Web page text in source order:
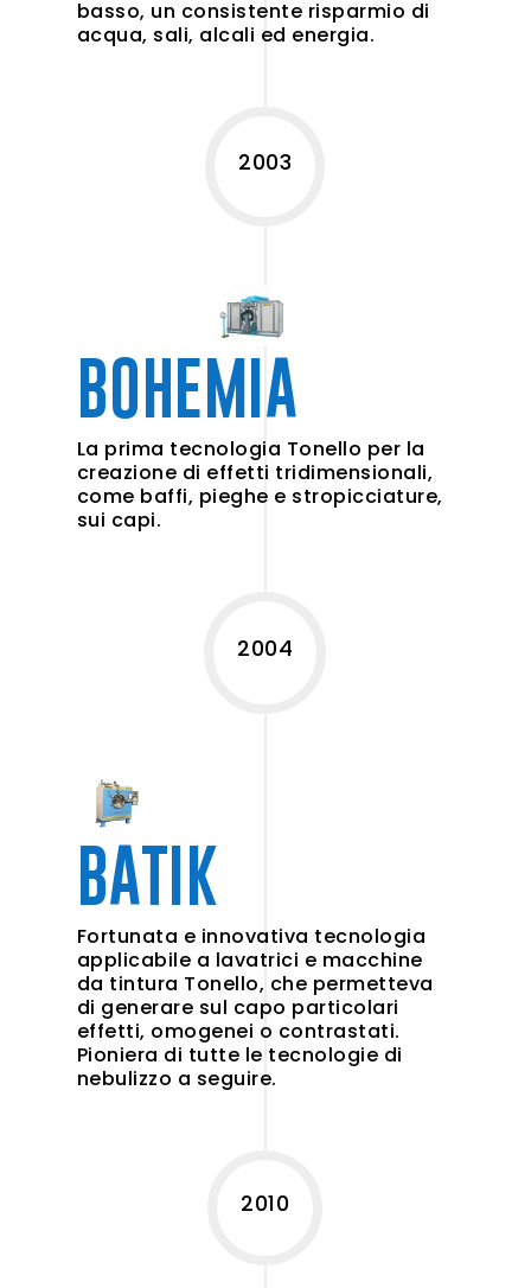
basso, un consistente risparmio di
acqua, sali, alcali ed energia.
2003
BOHEMIA
La prima tecnologia Tonello per la
creazione di effetti tridimensionali,
come baffi, pieghe e stropicciature,
sui capi.
2004
BATIK
Fortunata e innovativa tecnologia
applicabile a lavatrici e macchine
da tintura Tonello, che permetteva
di generare sul capo particolari
effetti, omogenei o contrastati.
Pioniera di tutte le tecnologie di
nebulizzo a seguire.
2010